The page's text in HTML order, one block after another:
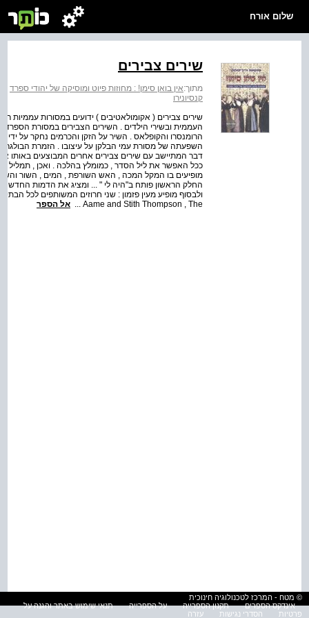
שלום אורח
שירים צבירים
מתוך:אין בואן סימן! : מחוזות פיוט ומוסיקה של יהודי ספרד
קנסיונירו
שירים צבירים ( אקומולאטיבים ) ידועים במסורות עממיות
העממית ובשירי הילדים . השירים הצבירים במסורת
הרומנסרו והקופלאס . השיר על הזקן והכרמים נחקר על
השפעתה של מסורת עמי הבלקן על עיצובו . הזמרת
דבר המתיישב עם שירים צבירים אחרים המבוצעים באותו
מופיעים בו המקל המכה , האש השורפת , המים , השור
החלק הראשון פותח ב"היה לי " ... ומציג את הדמות
Aame and Stith Thompson , The ...
אל הספר
© מטח - המרכז לטכנולוגיה חינוכית
אינדקס הספרים
תקנון הספרייה על הספרייה
תנאי שימוש באתר והגנה על
פרטיות
הסדרי נגישות עזרה